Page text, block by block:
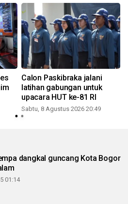
Calon Paskibraka jalani
latihan gabungan untuk
upacara HUT ke-81 RI
Sabtu, 8 Agustus 2026 20:49
dangkal guncang Kota Bogor
01:14